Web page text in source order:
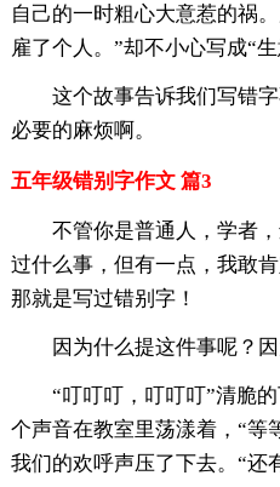
自己的一时粗心大意惹的祸
雇了个人。”却不小心写成“
这个故事告诉我们写错
必要的麻烦啊。
五年级错别字作文 篇3
不管你是普通人，学者
过什么事，但有一点，我敢
那就是写过错别字！
因为什么提这件事呢？
“叮叮叮，叮叮叮”清脆
个声音在教室里荡漾着，“等
我们的欢呼声压了下去。“还